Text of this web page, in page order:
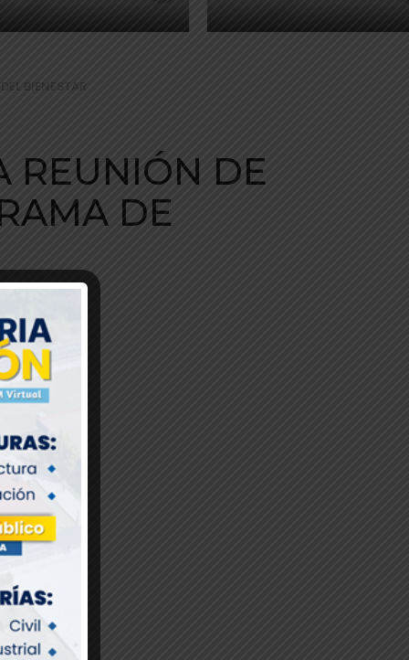
BIENESTAR
REUNIÓN DE
DE